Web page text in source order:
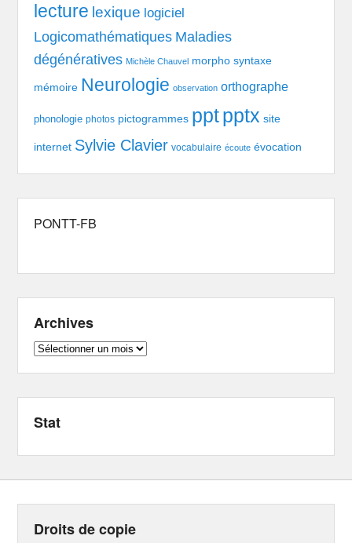
lecture lexique logiciel
Logicomathématiques Maladies
dégénératives Michèle Chauvel morpho syntaxe
mémoire Neurologie observation orthographe
phonologie photos pictogrammes pptpptx site
internet Sylvie Clavier vocabulaire écoute évocation
PONTT-FB
Archives
Archives
Stat
Droits de copie